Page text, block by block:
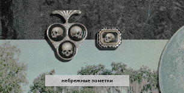
небрежные заметки